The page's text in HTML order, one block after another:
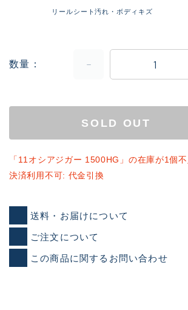
リールシート汚れ・ボディキズ
数量
SOLD OUT
「11オシアジガー 1500HG」の在庫が1個不
決済利用不可: 代金引換
送料・お届けについて
ご注文について
この商品に関するお問い合わせ